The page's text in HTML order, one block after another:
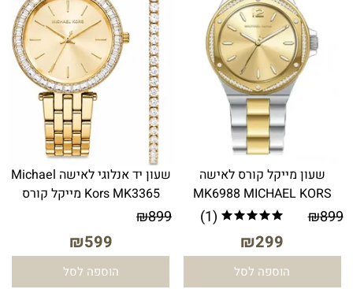
שעון מייקל קורס לאישה
MK6988 MICHAEL KORS
₪899
₪299
(1)
הוספה לסל
שעון יד אנלוגי לאישה Michael
Kors MK3365 מייקל קורס
₪899
₪599
הוספה לסל